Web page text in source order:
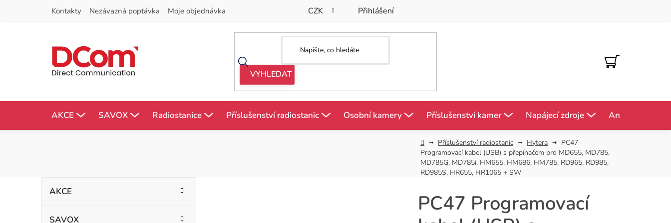
Kontakty Nezávazná poptávka Moje objednávka CZK Přihlášení
NÁKUPNÍ
KOŠÍK
AKCE SAVOX Radiostanice Příslušenství radiostanic Osobní kamery Příslušenství kamer Napájecí zdroje Antény
DomůPříslušenství radiostanic Hytera
PC47
Programovací kabel (USB) s přepínačem pro MD655, MD785,
MD785G, MD785i, HM655, HM686, HM785, RD965, RD985,
RD985S, HR655, HR1065 + SW
P
kategorie
AKCE
SAVOX
PC47 Programovací